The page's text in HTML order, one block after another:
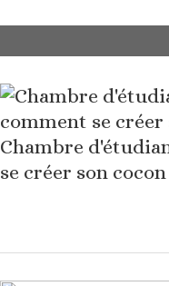
Chambre
se créer son cocon